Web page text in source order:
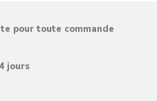
pour toute commande
jours